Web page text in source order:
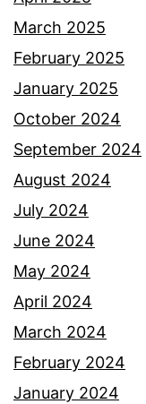
March 2025
February 2025
January 2025
October 2024
September 2024
August 2024
July 2024
June 2024
May 2024
April 2024
March 2024
February 2024
January 2024